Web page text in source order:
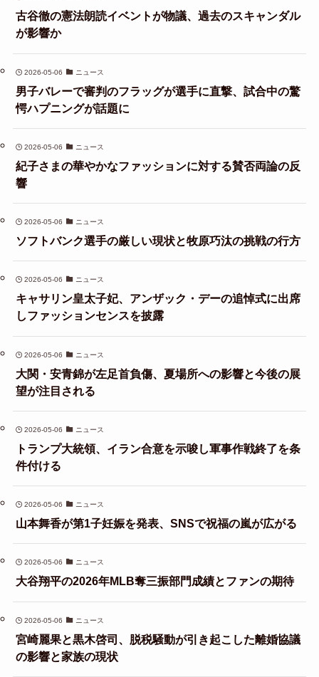
古谷徹の憲法朗読イベントが物議、過去のスキャンダル
が影響か
2026-05-06 ニュース
男子バレーで審判のフラッグが選手に直撃、試合中の驚
愕ハプニングが話題に
2026-05-06 ニュース
紀子さまの華やかなファッションに対する賛否両論の反
響
2026-05-06 ニュース
ソフトバンク選手の厳しい現状と牧原巧汰の挑戦の行方
2026-05-06 ニュース
キャサリン皇太子妃、アンザック・デーの追悼式に出席
しファッションセンスを披露
2026-05-06 ニュース
大関・安青錦が左足首負傷、夏場所への影響と今後の展
望が注目される
2026-05-06 ニュース
トランプ大統領、イラン合意を示唆し軍事作戦終了を条
件付ける
2026-05-06 ニュース
山本舞香が第1子妊娠を発表、SNSで祝福の嵐が広がる
2026-05-06 ニュース
大谷翔平の2026年MLB奪三振部門成績とファンの期待
2026-05-06 ニュース
宮崎麗果と黒木啓司、脱税騒動が引き起こした離婚協議
の影響と家族の現状